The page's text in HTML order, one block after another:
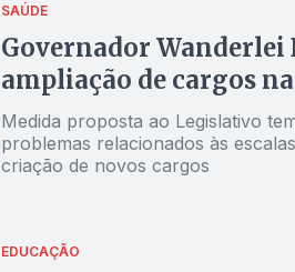
SAÚDE
Governador Wanderlei
ampliação de cargos
Medida proposta ao Legislativo
problemas relacionados às
criação de novos cargos
EDUCAÇÃO